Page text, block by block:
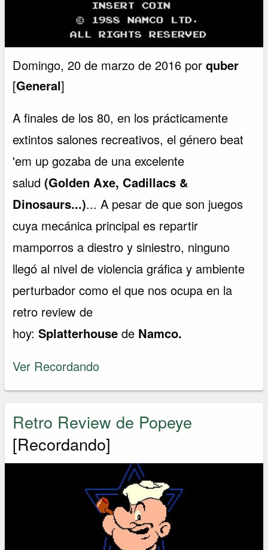
Domingo, 20 de marzo de 2016 porquber
[General]
A finales de los 80, en los prácticamente
extintos salones recreativos, el género beat
'em up gozaba de una excelente
salud(Golden Axe, Cadillacs &
Dinosaurs...)... A pesar de que son juegos
cuya mecánica principal es repartir
mamporros a diestro y siniestro, ninguno
llegó al nivel de violencia gráfica y ambiente
perturbador como el que nos ocupa en la
retro review de
hoy:Splatterhousede Namco.
Ver Recordando
Retro Review de Popeye
[Recordando]